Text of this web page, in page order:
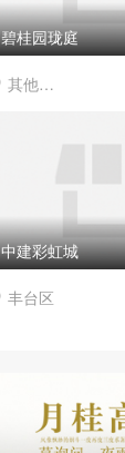
碧桂园珑庭
其他区县
中建彩虹城
丰台区